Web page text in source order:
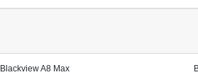
Blackview A8 Max